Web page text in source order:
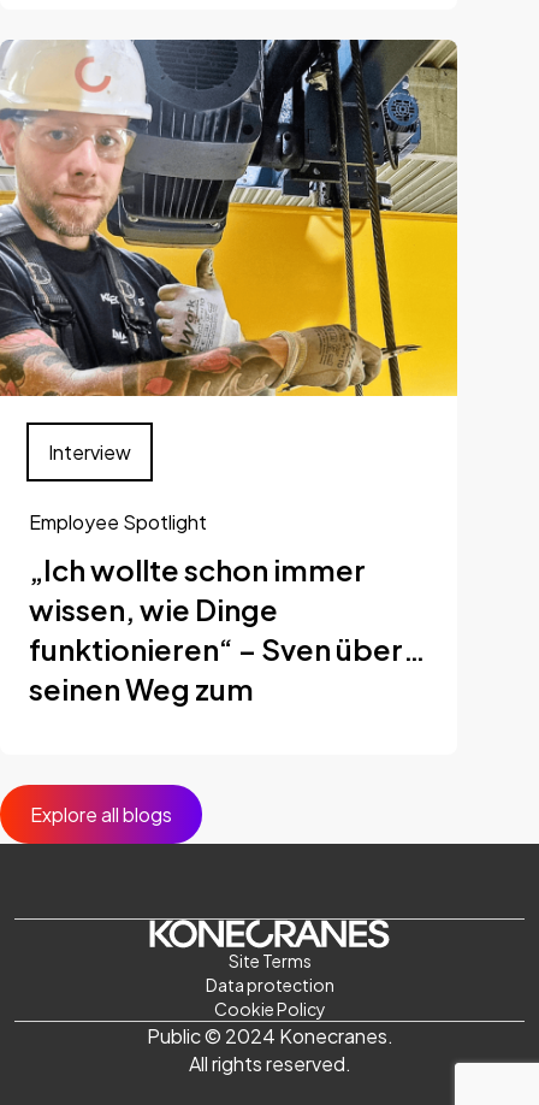
Employee Spotlight
„Ich wollte schon immer
wissen, wie Dinge
funktionieren“ – Sven über
seinen Weg zum
Interview
Explore all blogs
Site Terms
Data protection
Cookie Policy
Public © 2024 Konecranes.
All rights reserved.